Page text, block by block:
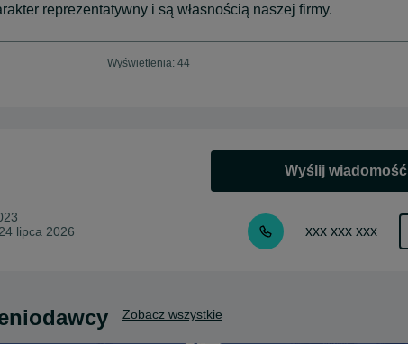
reprezentatywny i są własnością naszej firmy.
Wyświetlenia: 44
lipca 2026
Wyślij wiadomość
xxx xxx xxx
Zobacz wszystkie